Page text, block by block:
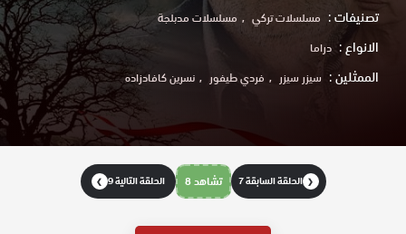
تصنيفات : مسلسلات تركي مسلسلات مدبلجة
الانواع : دراما
الممثلين : سيزر سيزر فردي طيفور نسرين كافادزاده
❮ الحلقة السابقة 7 تشاهد 8 الحلقة التالية 9 ❯